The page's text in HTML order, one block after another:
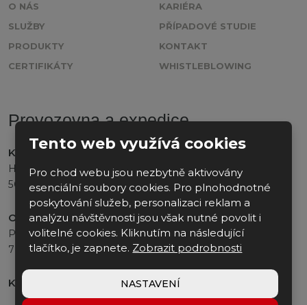
O NÁS
SLUŽBY
PRODUKTY
CERTIFIKÁTY
KARIÉRA
PŘÍPADOVÉ STUDIE
KONTAKT
WHISTLEBLOWING
Provozovna a expedice
K2 INDUSTRY, s.r.o.
Heřmanice 128
509 01 Nová Paka
Otevírací doba:
Po - Pá
7:00 - 16:00
Kontaktujte nás:
Tento web využívá cookies
Pro chod webu jsou nezbytně aktivovány
esenciální soubory cookies. Pro plnohodnotné
poskytování služeb, personalizaci reklam a
analýzu návštěvnosti jsou však nutné povolit i
volitelné cookies. Kliknutím na následující
tlačítko, je zapnete. Zobrazit podrobnosti
NASTAVENÍ